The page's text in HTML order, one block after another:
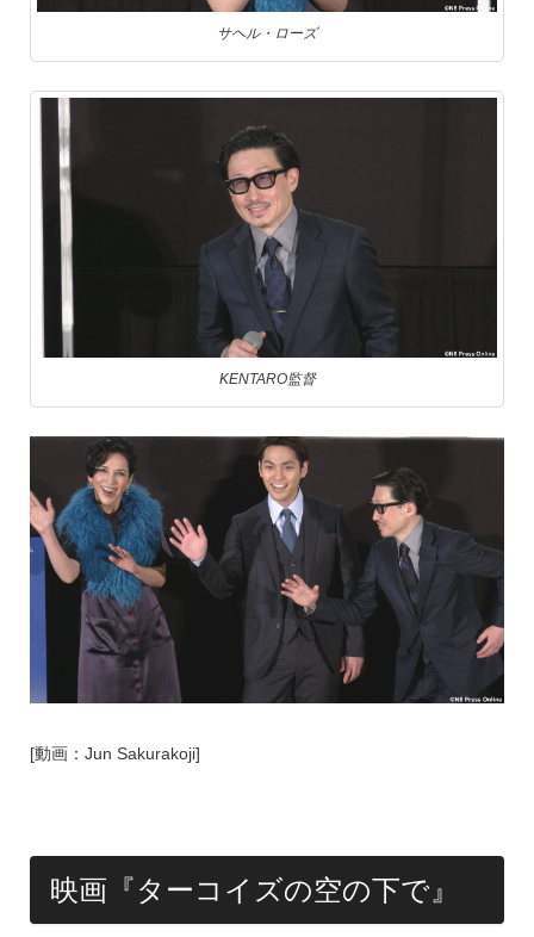
サヘル・ローズ
KENTARO監督
[動画：Jun Sakurakoji]
映画『ターコイズの空の下で』